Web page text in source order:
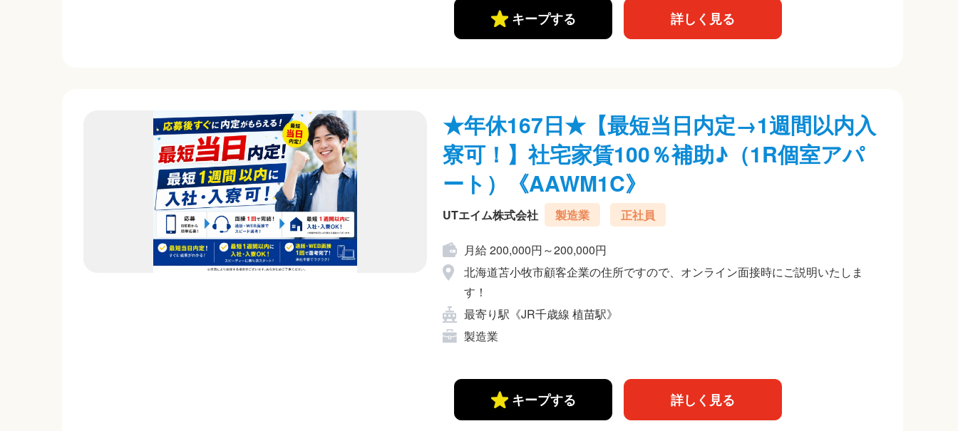
キープする 詳しく見る
★年休167日★【最短当日内定→1週間以内入
寮可！】社宅家賃100％補助♪（1R個室アパ
ート）《AAWM1C》
UTエイム株式会社 製造業 正社員
月給 200,000円～200,000円
北海道苫小牧市顧客企業の住所ですので、オンライン面接時にご説明いたしま
す！
最寄り駅《JR千歳線 植苗駅》
製造業
キープする 詳しく見る